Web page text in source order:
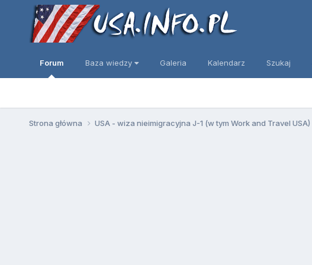
Forum Baza wiedzy Galeria Kalendarz Szukaj
Strona główna USA - wiza nieimigracyjna J-1 (w tym Work and Travel USA)